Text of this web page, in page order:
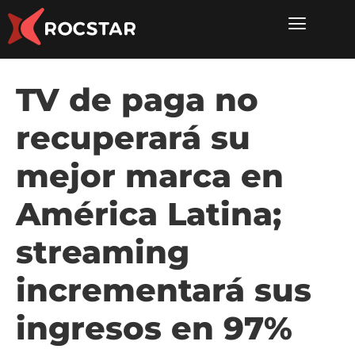
TV de paga no
recuperará su
mejor marca en
América Latina;
streaming
incrementará sus
ingresos en 97%